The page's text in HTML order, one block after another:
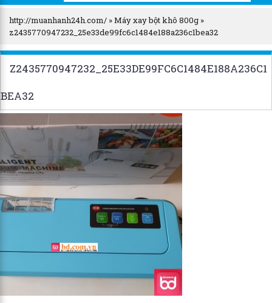
navigation
http://muanhanh24h.com/ »Máy xay bột khô 800g »
z2435770947232_25e33de99fc6c1484e188a236c1bea32
Z2435770947232_25E33DE99FC6C1484E188A236C1
BEA32